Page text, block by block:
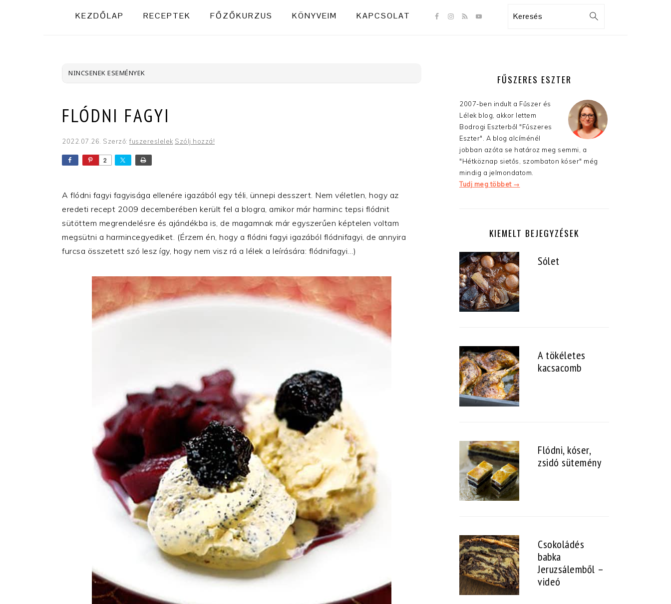
KEZDŐLAP RECEPTEK FŐZŐKURZUS KÖNYVEIM KAPCSOLAT
NAVIGATION
Search
NINCSENEK ESEMÉNYEK
FLÓDNI FAGYI
2022.07.26. Szerző: fuszereslelek Szólj hozzá!
2
A flódni fagyi fagyisága ellenére igazából egy téli, ünnepi desszert. Nem véletlen, hogy az
eredeti recept 2009 decemberében került fel a blogra, amikor már harminc tepsi flódnit
sütöttem megrendelésre és ajándékba is, de magamnak már egyszerűen képtelen voltam
megsütni a harmincegyediket. (Érzem én, hogy a flódni fagyi igazából flódnifagyi, de annyira
furcsa összetett szó lesz így, hogy nem visz rá a lélek a leírására: flódnifagyi…)
OLDALSÁVFŰSZERES ESZTER
2007-ben indult a Fűszer és
Lélek blog, akkor lettem
Bodrogi Eszterből "Fűszeres
Eszter". A blog alcíménél
jobban azóta se határoz meg semmi, a
"Hétköznap sietős, szombaton kóser" még
mindig a jelmondatom.
Tudj meg többet →
KIEMELT BEJEGYZÉSEK
Sólet
A tökéletes
kacsacomb
Flódni, kóser,
zsidó sütemény
Csokoládés
babka
Jeruzsálemből –
videó